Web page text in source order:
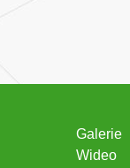
Galerie
Wideo